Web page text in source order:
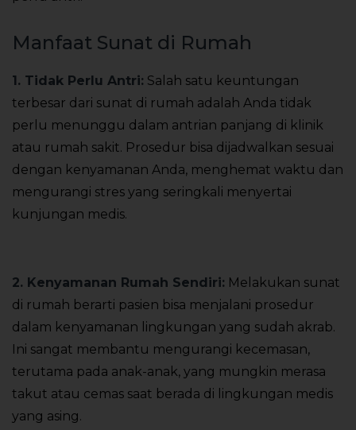
Manfaat Sunat di Rumah
1. Tidak Perlu Antri: Salah satu keuntungan
terbesar dari sunat di rumah adalah Anda tidak
perlu menunggu dalam antrian panjang di klinik
atau rumah sakit. Prosedur bisa dijadwalkan sesuai
dengan kenyamanan Anda, menghemat waktu dan
mengurangi stres yang seringkali menyertai
kunjungan medis.
2. Kenyamanan Rumah Sendiri: Melakukan sunat
di rumah berarti pasien bisa menjalani prosedur
dalam kenyamanan lingkungan yang sudah akrab.
Ini sangat membantu mengurangi kecemasan,
terutama pada anak-anak, yang mungkin merasa
takut atau cemas saat berada di lingkungan medis
yang asing.